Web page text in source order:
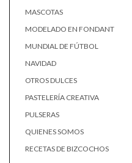
MASCOTAS
MODELADO EN FONDANT
MUNDIAL DE FÚTBOL
NAVIDAD
OTROS DULCES
PASTELERÍA CREATIVA
PULSERAS
QUIENES SOMOS
RECETAS DE BIZCOCHOS